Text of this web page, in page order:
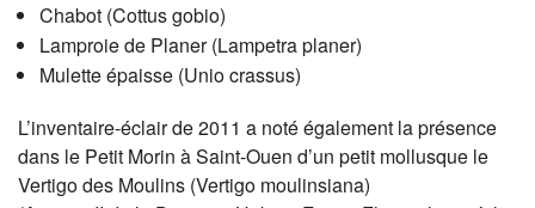
Chabot (Cottus gobio)
Lamproie de Planer (Lampetra planer)
Mulette épaisse (Unio crassus)
L’inventaire-éclair de 2011 a noté également la présence
dans le Petit Morin à Saint-Ouen d’un petit mollusque le
Vertigo des Moulins (Vertigo moulinsiana)